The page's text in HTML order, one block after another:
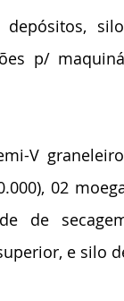
p/
V
02
de
e silo